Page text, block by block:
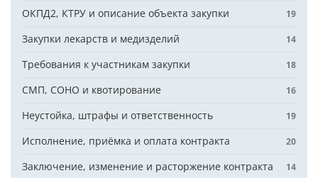
ОКПД2, КТРУ и описание объекта закупки 19
Закупки лекарств и медизделий 14
Требования к участникам закупки 18
СМП, СОНО и квотирование 16
Неустойка, штрафы и ответственность 19
Исполнение, приёмка и оплата контракта 20
Заключение, изменение и расторжение контракта 14